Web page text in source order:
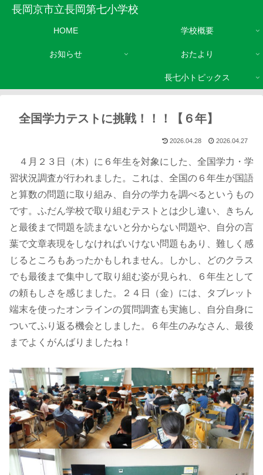
長岡京市立長岡第七小学校
HOME 学校概要
お知らせ おたより
長七小トピックス
全国学力テストに挑戦！！！【６年】
2026.04.28 2026.04.27
４月２３日（木）に６年生を対象にした、全国学力・学
習状況調査が行われました。これは、全国の６年生が国語
と算数の問題に取り組み、自分の学力を調べるというもの
です。ふだん学校で取り組むテストとは少し違い、きちん
と最後まで問題を読まないと分からない問題や、自分の言
葉で文章表現をしなければいけない問題もあり、難しく感
じるところもあったかもしれません。しかし、どのクラス
でも最後まで集中して取り組む姿が見られ、６年生として
の頼もしさを感じました。２４日（金）には、タブレット
端末を使ったオンラインの質問調査も実施し、自分自身に
ついてふり返る機会としました。６年生のみなさん、最後
までよくがんばりましたね！